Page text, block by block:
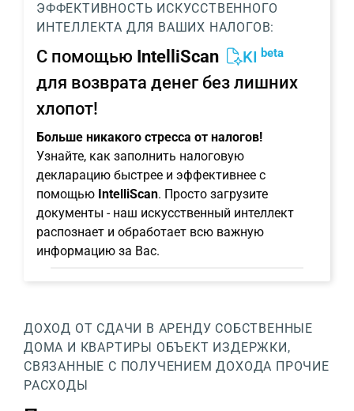
ЭФФЕКТИВНОСТЬ ИСКУССТВЕННОГО
ИНТЕЛЛЕКТА ДЛЯ ВАШИХ НАЛОГОВ:
С помощью IntelliScan KI beta
для возврата денег без лишних
хлопот!
Больше никакого стресса от налогов!
Узнайте, как заполнить налоговую
декларацию быстрее и эффективнее с
помощью IntelliScan. Просто загрузите
документы - наш искусственный интеллект
распознает и обработает всю важную
информацию за Вас.
ДОХОД ОТ СДАЧИ В АРЕНДУ СОБСТВЕННЫЕ
ДОМА И КВАРТИРЫ ОБЪЕКТ ИЗДЕРЖКИ,
СВЯЗАННЫЕ С ПОЛУЧЕНИЕМ ДОХОДА ПРОЧИЕ
РАСХОДЫ